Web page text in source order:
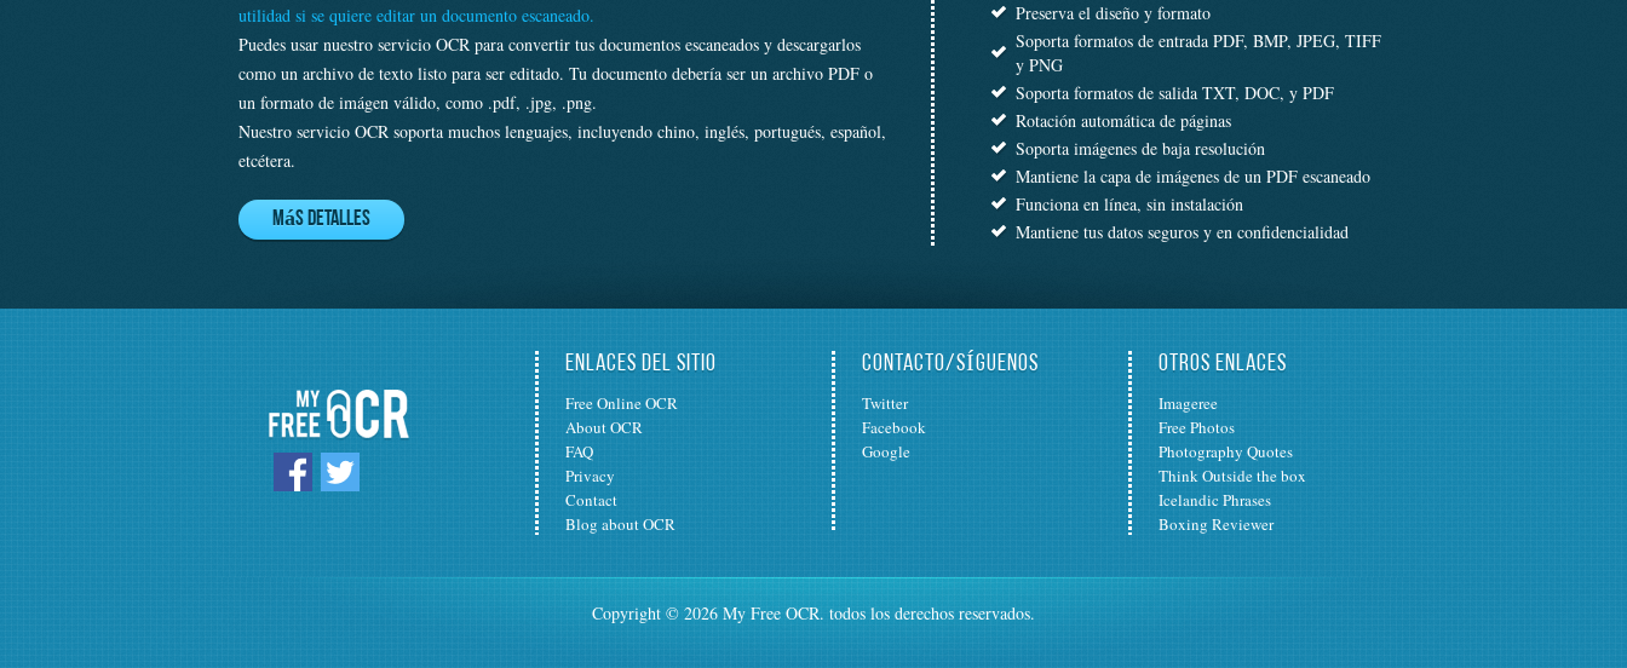
utilidad si se quiere editar un documento escaneado.
Puedes usar nuestro servicio OCR para convertir tus documentos escaneados y descargarlos
como un archivo de texto listo para ser editado. Tu documento debería ser un archivo PDF o
un formato de imágen válido, como .pdf, .jpg, .png.
Nuestro servicio OCR soporta muchos lenguajes, incluyendo chino, inglés, portugués, español,
etcétera.
Más detalles
Preserva el diseño y formato
Soporta formatos de entrada PDF, BMP, JPEG, TIFF
y PNG
Soporta formatos de salida TXT, DOC, y PDF
Rotación automática de páginas
Soporta imágenes de baja resolución
Mantiene la capa de imágenes de un PDF escaneado
Funciona en línea, sin instalación
Mantiene tus datos seguros y en confidencialidad
ENLACES DEL SITIO
Free Online OCR
About OCR
FAQ
Privacy
Contact
Blog about OCR
CONTACTO/SÍGUENOS
Twitter
Facebook
Google
OTROS ENLACES
Imageree
Free Photos
Photography Quotes
Think Outside the box
Icelandic Phrases
Boxing Reviewer
Copyright © 2026 My Free OCR. todos los derechos reservados.